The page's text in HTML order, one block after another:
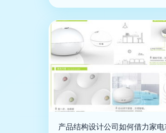
产品结构设计公司如何借力家